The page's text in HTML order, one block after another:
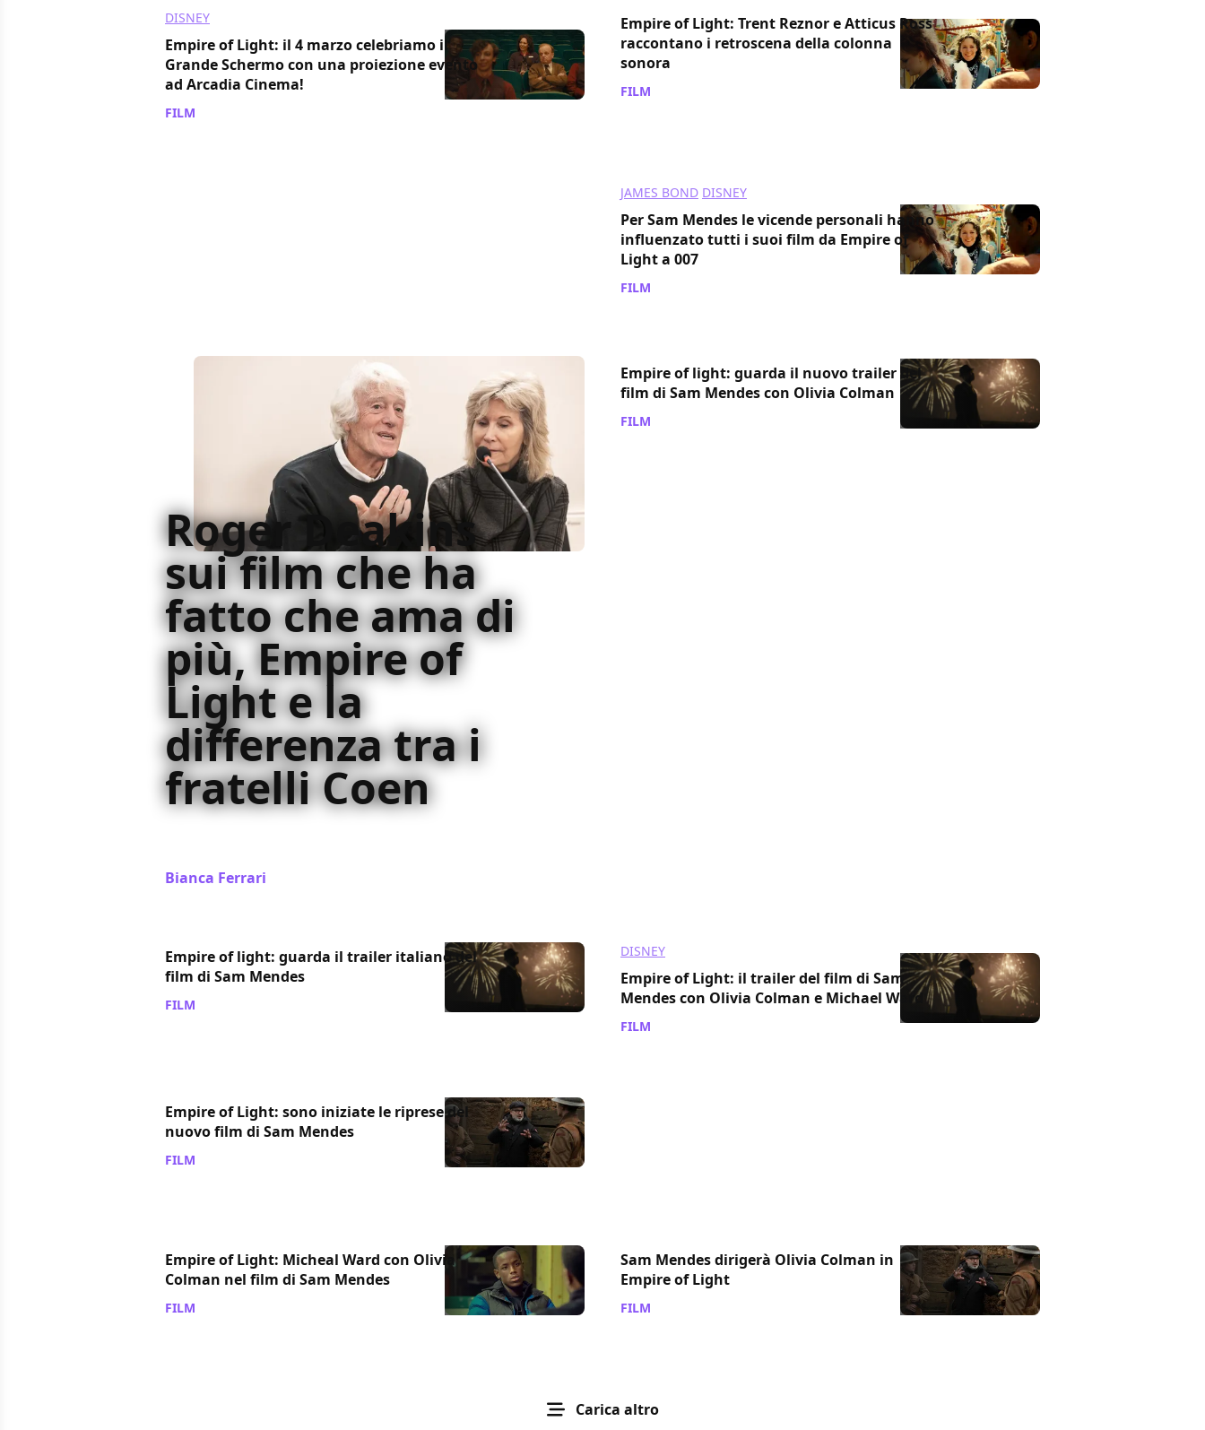
DISNEY
Empire of Light: il 4 marzo celebriamo il
Grande Schermo con una proiezione evento
ad Arcadia Cinema!
FILM
Empire of Light: Trent Reznor e Atticus Ross
raccontano i retroscena della colonna
sonora
FILM
JAMES BOND DISNEY
Per Sam Mendes le vicende personali hanno
influenzato tutti i suoi film da Empire of
Light a 007
FILM
Roger Deakins
sui film che ha
fatto che ama di
più, Empire of
Light e la
differenza tra i
fratelli Coen
Bianca Ferrari
Empire of light: guarda il nuovo trailer del
film di Sam Mendes con Olivia Colman
FILM
Empire of light: guarda il trailer italiano del
film di Sam Mendes
FILM
DISNEY
Empire of Light: il trailer del film di Sam
Mendes con Olivia Colman e Michael Ward
FILM
Empire of Light: sono iniziate le riprese del
nuovo film di Sam Mendes
FILM
Empire of Light: Micheal Ward con Olivia
Colman nel film di Sam Mendes
FILM
Sam Mendes dirigerà Olivia Colman in
Empire of Light
FILM
Carica altro